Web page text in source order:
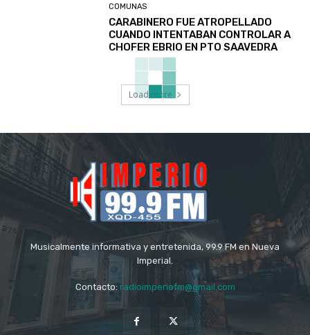
COMUNAS
CARABINERO FUE ATROPELLADO
CUANDO INTENTABAN CONTROLAR A
CHOFER EBRIO EN PTO SAAVEDRA
Load more
Musicalmente informativa y entretenida, 99.9 FM en Nueva
Imperial.
Contacto: radioimperiofm@gmail.com